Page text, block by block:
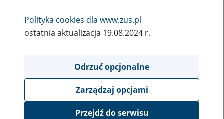
Rodzaj wydarzenia
Szkolenia
Obszar merytoryczny
obsługa klientów
Opis wydarzenia
Polityka cookies dla www.zus.pl
ostatnia aktualizacja 19.08.2024 r.
Odrzuć opcjonalne
Zarządzaj opcjami
Przejdź do serwisu